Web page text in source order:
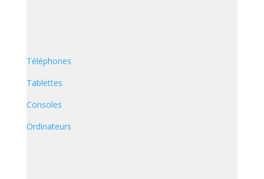
Téléphones
Tablettes
Consoles
Ordinateurs